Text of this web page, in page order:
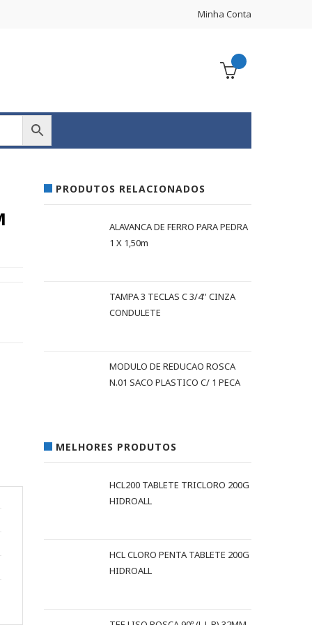
Minha Conta
PRODUTOS RELACIONADOS
ALAVANCA DE FERRO PARA PEDRA
1 X 1,50m
TAMPA 3 TECLAS C 3/4'' CINZA
CONDULETE
MODULO DE REDUCAO ROSCA
N.01 SACO PLASTICO C/ 1 PECA
MELHORES PRODUTOS
HCL200 TABLETE TRICLORO 200G
HIDROALL
HCL CLORO PENTA TABLETE 200G
HIDROALL